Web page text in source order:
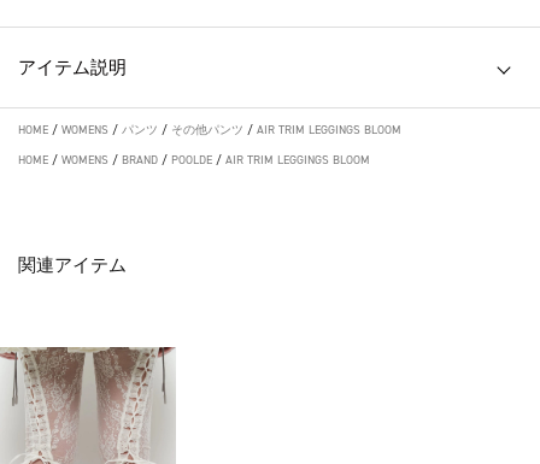
アイテム説明
HOME / WOMENS / パンツ / その他パンツ / AIR TRIM LEGGINGS BLOOM
HOME / WOMENS / BRAND / POOLDE / AIR TRIM LEGGINGS BLOOM
関連アイテム